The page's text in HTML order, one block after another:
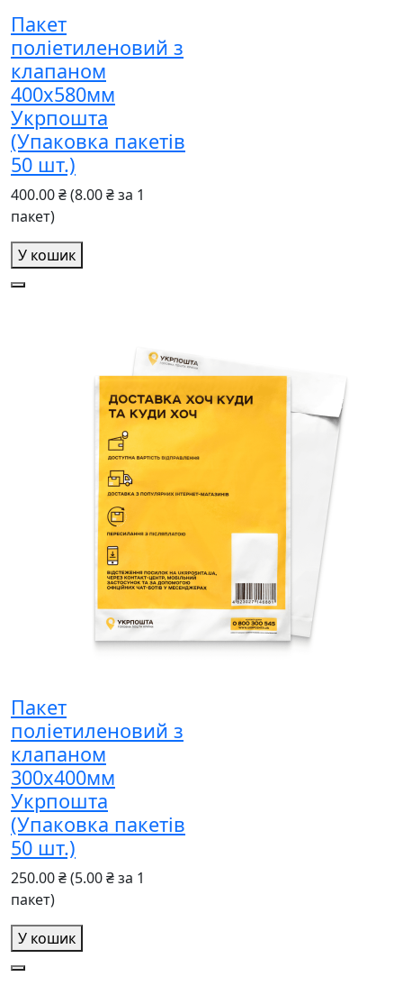
Пакет
поліетиленовий з
клапаном
400x580мм
Укрпошта
(Упаковка пакетів
50 шт.)
400.00 ₴(8.00 ₴ за 1
пакет)
У кошик
Пакет
поліетиленовий з
клапаном
300x400мм
Укрпошта
(Упаковка пакетів
50 шт.)
250.00 ₴(5.00 ₴ за 1
пакет)
У кошик